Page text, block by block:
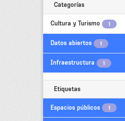
Categorías
Cultura y Turismo 1
Datos abiertos 1
Infraestructura 1
Etiquetas
Espacios públicos 1